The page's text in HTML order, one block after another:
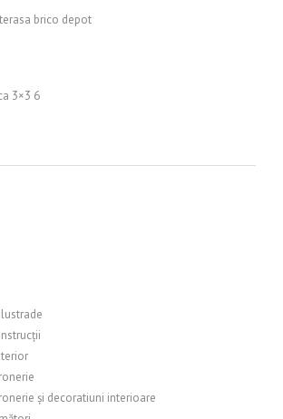
brico depot
3×3 6
și decoratiuni interioare